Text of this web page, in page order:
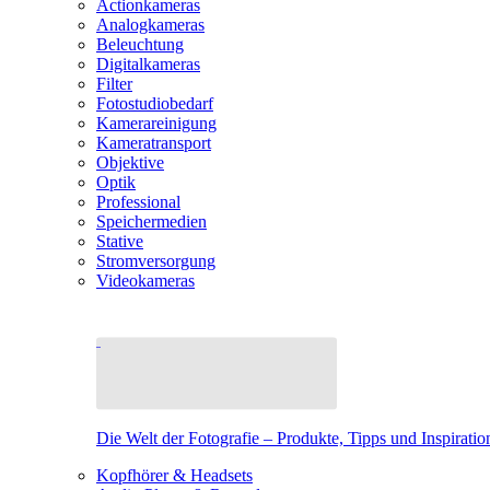
Actionkameras
Analogkameras
Beleuchtung
Digitalkameras
Filter
Fotostudiobedarf
Kamerareinigung
Kameratransport
Objektive
Optik
Professional
Speichermedien
Stative
Stromversorgung
Videokameras
Die Welt der Fotografie – Produkte, Tipps und
Kopfhörer & Headsets